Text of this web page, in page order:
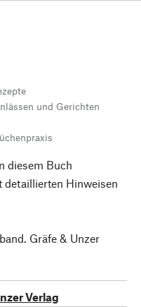
und Gerichten
diesem Buch
detaillierten Hinweisen
Gräfe & Unzer
Verlag